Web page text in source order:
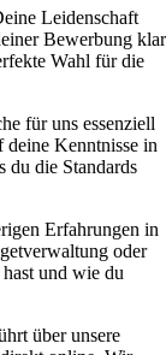
Leidenschaft
Bewerbung klar
Wahl für die
für uns essenziell
deine Kenntnisse in
du die Standards
Erfahrungen in
oder
und wie du
über unsere